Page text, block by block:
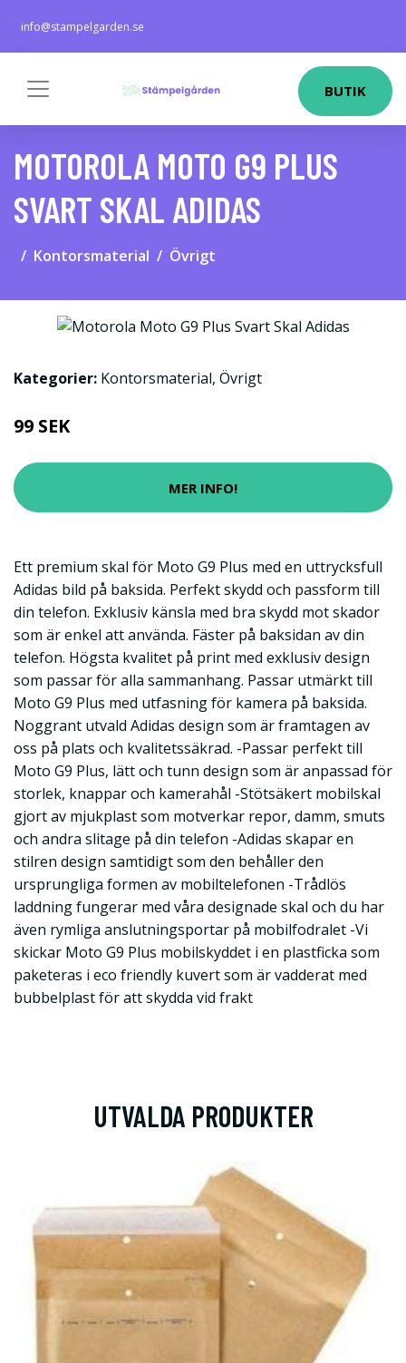
info@stampelgarden.se
BUTIK
MOTOROLA MOTO G9 PLUS
SVART SKAL ADIDAS
Kontorsmaterial Övrigt
Kategorier: Kontorsmaterial, Övrigt
99 SEK
MER INFO!
Ett premium skal för Moto G9 Plus med en uttrycksfull
Adidas bild på baksida. Perfekt skydd och passform till
din telefon. Exklusiv känsla med bra skydd mot skador
som är enkel att använda. Fäster på baksidan av din
telefon. Högsta kvalitet på print med exklusiv design
som passar för alla sammanhang. Passar utmärkt till
Moto G9 Plus med utfasning för kamera på baksida.
Noggrant utvald Adidas design som är framtagen av
oss på plats och kvalitetssäkrad. -Passar perfekt till
Moto G9 Plus, lätt och tunn design som är anpassad för
storlek, knappar och kamerahål -Stötsäkert mobilskal
gjort av mjukplast som motverkar repor, damm, smuts
och andra slitage på din telefon -Adidas skapar en
stilren design samtidigt som den behåller den
ursprungliga formen av mobiltelefonen -Trådlös
laddning fungerar med våra designade skal och du har
även rymliga anslutningsportar på mobilfodralet -Vi
skickar Moto G9 Plus mobilskyddet i en plastficka som
paketeras i eco friendly kuvert som är vadderat med
bubbelplast för att skydda vid frakt
UTVALDA PRODUKTER